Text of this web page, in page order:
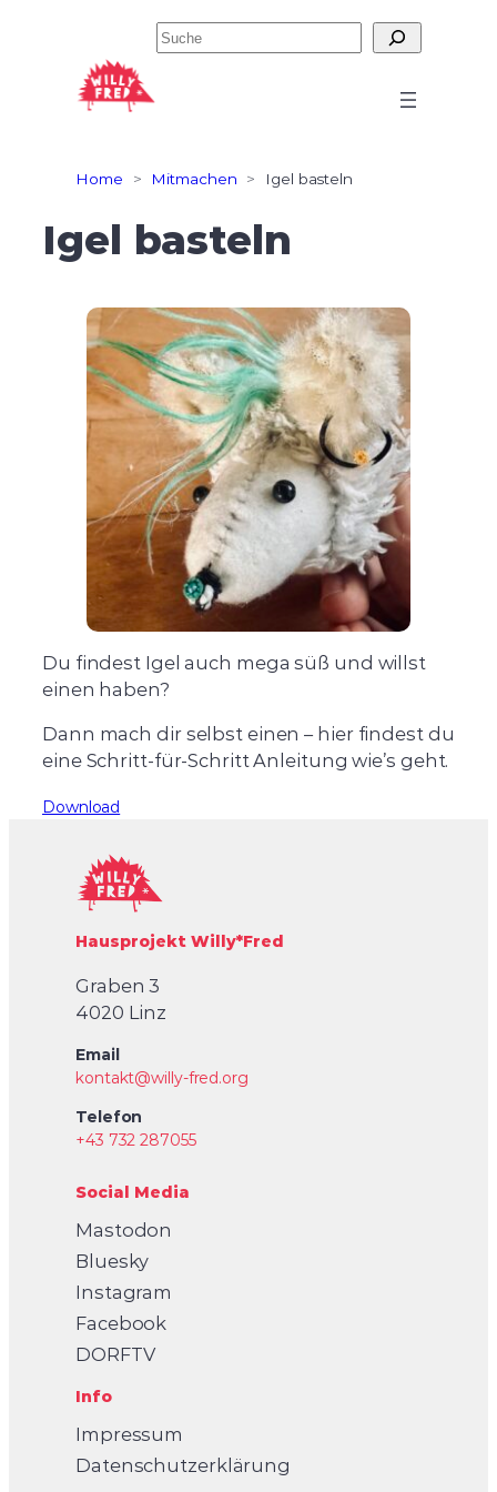
springen
Suchen
Home > Mitmachen > Igel basteln
Igel basteln
Du findest Igel auch mega süß und willst
einen haben?
Dann mach dir selbst einen – hier findest du
eine Schritt-für-Schritt Anleitung wie’s geht.
Download
Hausprojekt Willy*Fred
Graben 3
4020 Linz
Email
kontakt@willy-fred.org
Telefon
+43 732 287055
Social Media
Mastodon
Bluesky
Instagram
Facebook
DORFTV
Info
Impressum
Datenschutzerklärung